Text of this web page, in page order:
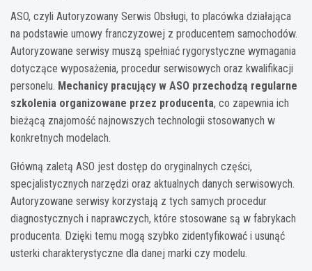
ASO, czyli Autoryzowany Serwis Obsługi, to placówka działająca
na podstawie umowy franczyzowej z producentem samochodów.
Autoryzowane serwisy muszą spełniać rygorystyczne wymagania
dotyczące wyposażenia, procedur serwisowych oraz kwalifikacji
personelu. Mechanicy pracujący w ASO przechodzą regularne
szkolenia organizowane przez producenta, co zapewnia ich
bieżącą znajomość najnowszych technologii stosowanych w
konkretnych modelach.
Główną zaletą ASO jest dostęp do oryginalnych części,
specjalistycznych narzędzi oraz aktualnych danych serwisowych.
Autoryzowane serwisy korzystają z tych samych procedur
diagnostycznych i naprawczych, które stosowane są w fabrykach
producenta. Dzięki temu mogą szybko zidentyfikować i usunąć
usterki charakterystyczne dla danej marki czy modelu.